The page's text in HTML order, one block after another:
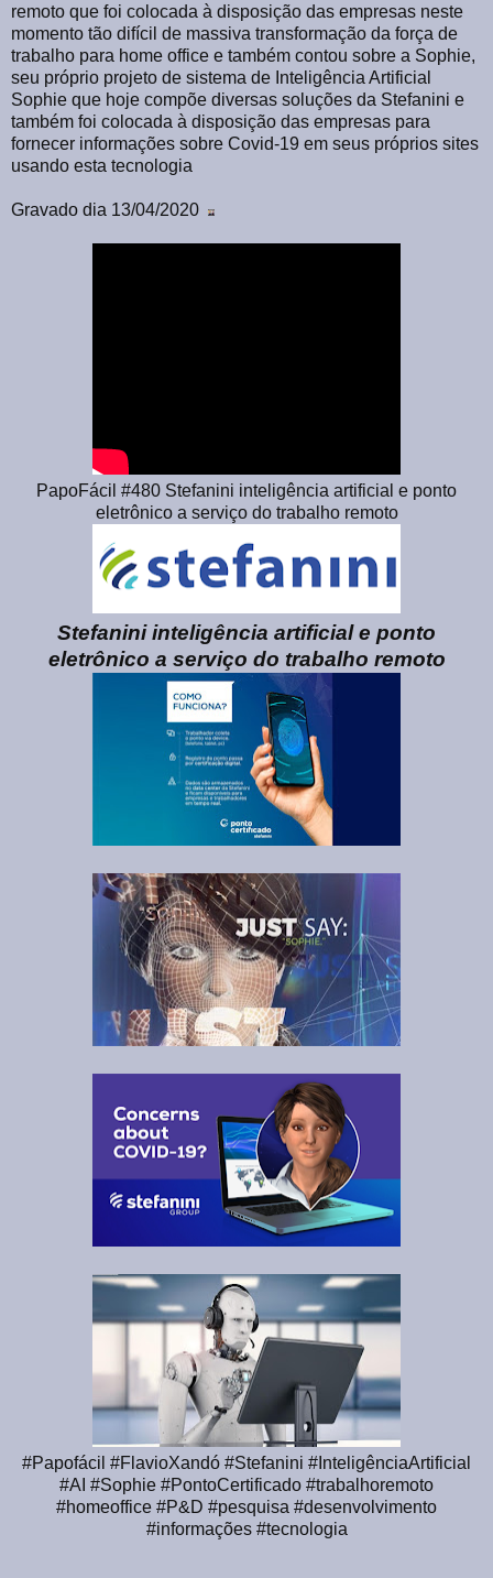
remoto que foi colocada à disposição das empresas neste
momento tão difícil de massiva transformação da força de
trabalho para home office e também contou sobre a Sophie,
seu próprio projeto de sistema de Inteligência Artificial
Sophie que hoje compõe diversas soluções da Stefanini e
também foi colocada à disposição das empresas para
fornecer informações sobre Covid-19 em seus próprios sites
usando esta tecnologia
Gravado dia 13/04/2020
PapoFácil #480 Stefanini inteligência artificial e ponto
eletrônico a serviço do trabalho remoto
Stefanini inteligência artificial e ponto
eletrônico a serviço do trabalho remoto
#Papofácil #FlavioXandó #Stefanini #InteligênciaArtificial
#AI #Sophie #PontoCertificado #trabalhoremoto
#homeoffice #P&D #pesquisa #desenvolvimento
#informações #tecnologia